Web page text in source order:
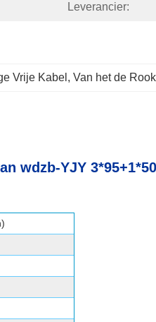
Leverancier:
Vrije Kabel , Van het de
wdzb-YJY